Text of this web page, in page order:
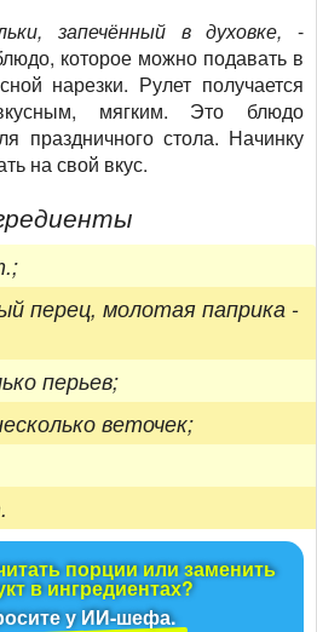
запечённый в духовке, -
которое можно подавать в
нарезки. Рулет получается
мягким. Это блюдо
праздничного стола. Начинку
на свой вкус.
перец, молотая паприка -
перьев;
веточек;
порции или заменить
в ингредиентах?
у ИИ-шефа.